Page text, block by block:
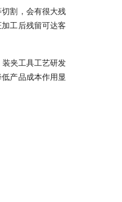
割，会有很大残
工后残留可达客
夹工具工艺研发
产品成本作用显